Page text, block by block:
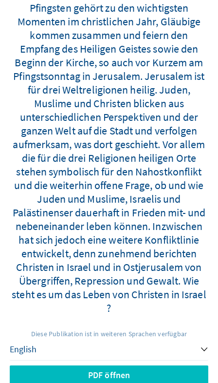
Pfingsten gehört zu den wichtigsten
Momenten im christlichen Jahr, Gläubige
kommen zusammen und feiern den
Empfang des Heiligen Geistes sowie den
Beginn der Kirche, so auch vor Kurzem am
Pfingstsonntag in Jerusalem. Jerusalem ist
für drei Weltreligionen heilig. Juden,
Muslime und Christen blicken aus
unterschiedlichen Perspektiven und der
ganzen Welt auf die Stadt und verfolgen
aufmerksam, was dort geschieht. Vor allem
die für die drei Religionen heiligen Orte
stehen symbolisch für den Nahostkonflikt
und die weiterhin offene Frage, ob und wie
Juden und Muslime, Israelis und
Palästinenser dauerhaft in Frieden mit- und
nebeneinander leben können. Inzwischen
hat sich jedoch eine weitere Konfliktlinie
entwickelt, denn zunehmend berichten
Christen in Israel und in Ostjerusalem von
Übergriffen, Repression und Gewalt. Wie
steht es um das Leben von Christen in Israel
?
Diese Publikation ist in weiteren Sprachen verfügbar
PDF öffnen